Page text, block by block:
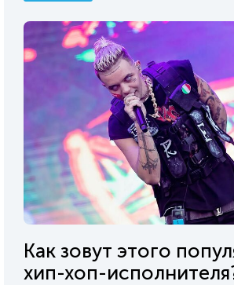
Как зовут этого
хип-хоп-